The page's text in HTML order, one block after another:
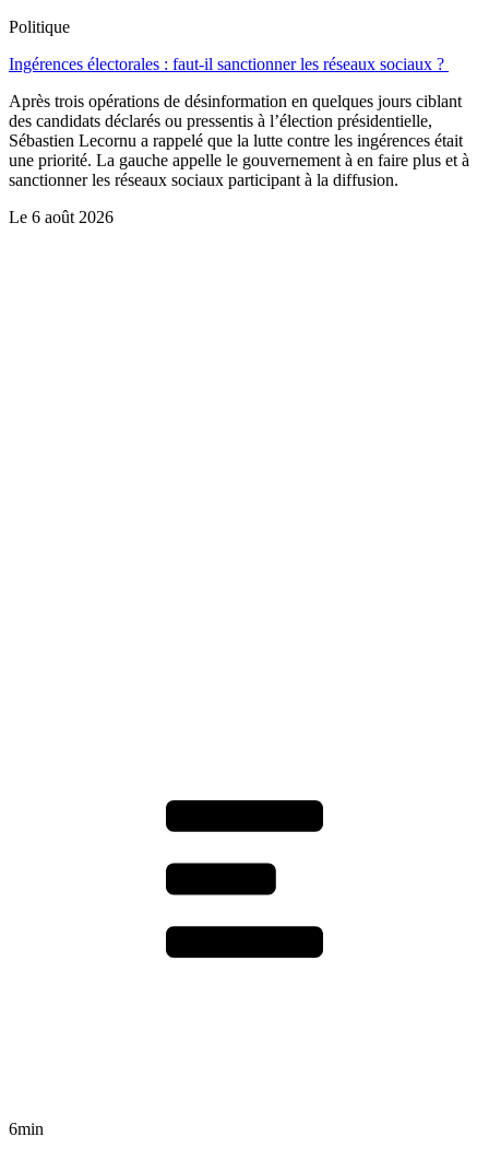
Politique
Ingérences électorales : faut-il sanctionner les réseaux sociaux ?
Après trois opérations de désinformation en quelques jours ciblant
des candidats déclarés ou pressentis à l’élection présidentielle,
Sébastien Lecornu a rappelé que la lutte contre les ingérences était
une priorité. La gauche appelle le gouvernement à en faire plus et à
sanctionner les réseaux sociaux participant à la diffusion.
Le 6 août 2026
6min